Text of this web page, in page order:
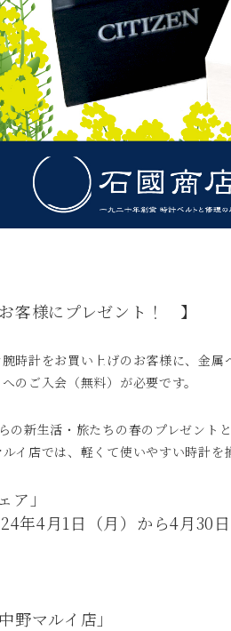
客様にプレゼント！ 】
時計をお買い上げのお客様に、金属
のご入会（無料）が必要です。
の新生活・旅たちの春のプレゼント
イ店では、軽くて使いやすい時計を
ア」
年4月1日（月）から4月30
野マルイ店」